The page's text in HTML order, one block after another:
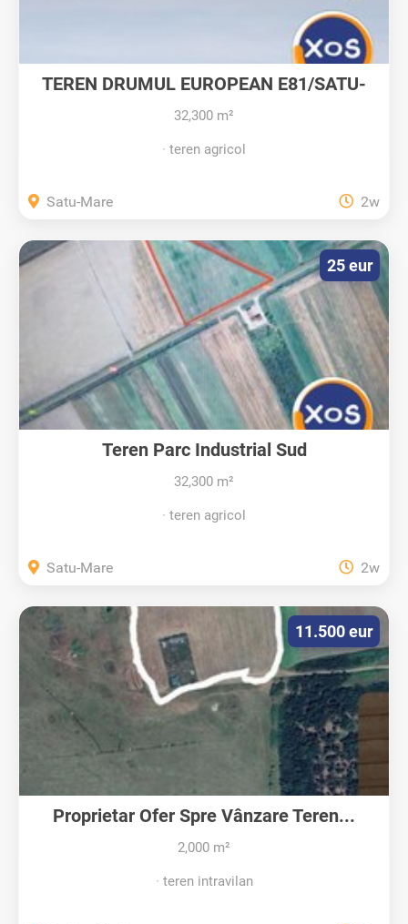
TEREN DRUMUL EUROPEAN E81/SATU-
MARE
32,300 m²
teren agricol
Satu-Mare 2w
Teren Parc Industrial Sud
32,300 m²
teren agricol
25 eur
Satu-Mare 2w
Proprietar Ofer Spre Vânzare Teren...
2,000 m²
teren intravilan
11.500 eur